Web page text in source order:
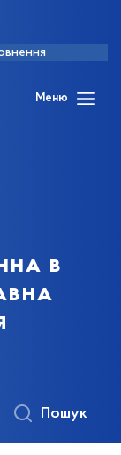
Меню
в
Пошук